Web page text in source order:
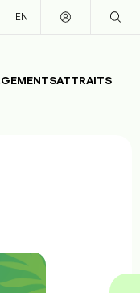
EN
ATTRAITS